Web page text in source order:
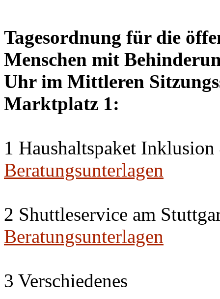
Tagesordnung für die
Menschen mit
Uhr im Mittleren
Marktplatz 1:
1 Haushaltspaket Inklusion
Beratungsunterlagen
2 Shuttleservice am
Beratungsunterlagen
3 Verschiedenes